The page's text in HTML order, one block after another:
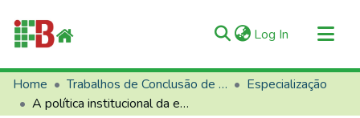
Log In (current)
Communities & Collections
All of RIIFB
Home Trabalhos de Conclusão de Curso (TCCs)
Especialização
A política institucional da educação de jovens e adultos integrada à educação profissional e tecnológica do instituto federal do Amazonas: uma análise documental das diretrizes, programas e da organização da oferta